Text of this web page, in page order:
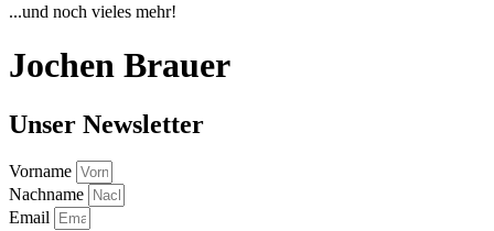
...und noch vieles mehr!
Jochen Brauer
Unser Newsletter
Vorname
Nachname
Email